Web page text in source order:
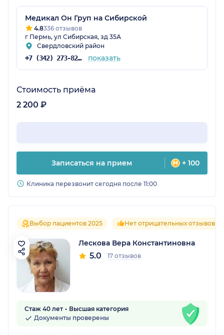
Медикал Он Груп на Сибирской
4.8336 отзывов
г Пермь, ул Сибирская, зд 35А
Свердловский район
+7 (342) 273-82-39 показать
Стоимость приёма
2 200 ₽
Записаться на прием + 100
Клиника перезвонит сегодня после 11:00
Выбор пациентов 2025 Нет отрицательных отзывов
Лескова Вера Константиновна
5.0 17 отзывов
Стаж 40 лет
Высшая категория
Документы проверены